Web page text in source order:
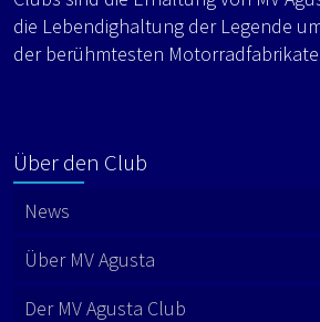
die Lebendighaltung der Legende
der berühmtesten
Über den Club
News
Über MV Agusta
Der MV Agusta Club